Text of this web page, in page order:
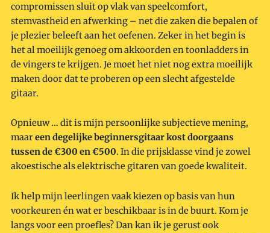
compromissen sluit op vlak van speelcomfort,
stemvastheid en afwerking – net die zaken die bepalen of
je plezier beleeft aan het oefenen. Zeker in het begin is
het al moeilijk genoeg om akkoorden en toonladders in
de vingers te krijgen. Je moet het niet nog extra moeilijk
maken door dat te proberen op een slecht afgestelde
gitaar.
Opnieuw … dit is mijn persoonlijke subjectieve mening,
maareen degelijke beginnersgitaar kost doorgaans
tussen de€300 en €500. In die prijsklasse vind je zowel
akoestische als elektrische gitaren van goede kwaliteit.
Ik help mijn leerlingen vaak kiezen op basis van hun
voorkeuren én wat er beschikbaar is in de buurt. Kom je
langs voor een proefles? Dan kan ik je gerust ook